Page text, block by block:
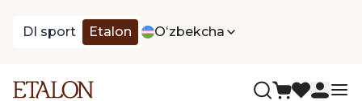
DI sport Etalon Oʻzbekcha